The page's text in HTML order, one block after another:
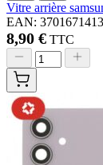
Vitre arrière
EAN:
8,90 € TTC